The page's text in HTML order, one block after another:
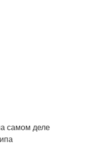
самом деле